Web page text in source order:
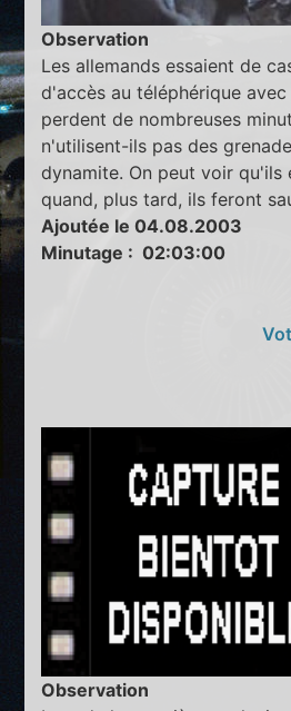
Observation
Les allemands essaient de
d'accès au téléphérique avec
perdent de nombreuses
n'utilisent-ils pas des
dynamite. On peut voir qu'ils
quand, plus tard, ils feront
Ajoutée le 04.08.2003
Minutage : 02:03:00
Observation